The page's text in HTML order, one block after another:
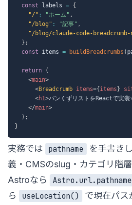
const labels = {
"/" : "ホーム" ,
"/blog" : "記事" ,
"/blog/claude-code-
} ;
const items = buildBreadcrumbs (
return
(
<main>
<Breadcrumb items={ items }
<h1>パンくずリストをReactで実装
</main>
) ;
}
実務では pathname
を手書き
義・CMSのslug・カテゴリ階層
Astroなら
Astro.url.pathname
ら
useLocation()
で現在パス